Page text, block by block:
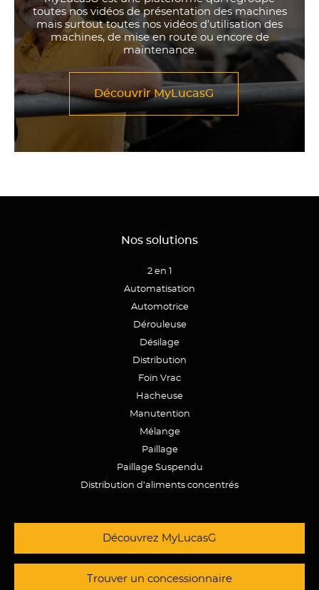
toutes nos vidéos de présentation des machines
mais surtout toutes nos vidéos d’utilisation des
machines, de mise en route ou encore de
maintenance.
Découvrir MyLucasG
Nos solutions
2 en 1
Automatisation
Automotrice
Dérouleuse
Désilage
Distribution
Foin Vrac
Hacheuse
Manutention
Mélange
Paillage
Paillage Suspendu
Distribution d’aliments concentrés
Découvrez MyLucasG
Trouver un concessionnaire